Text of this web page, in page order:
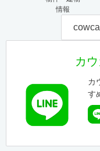
情報
カ
カ
す